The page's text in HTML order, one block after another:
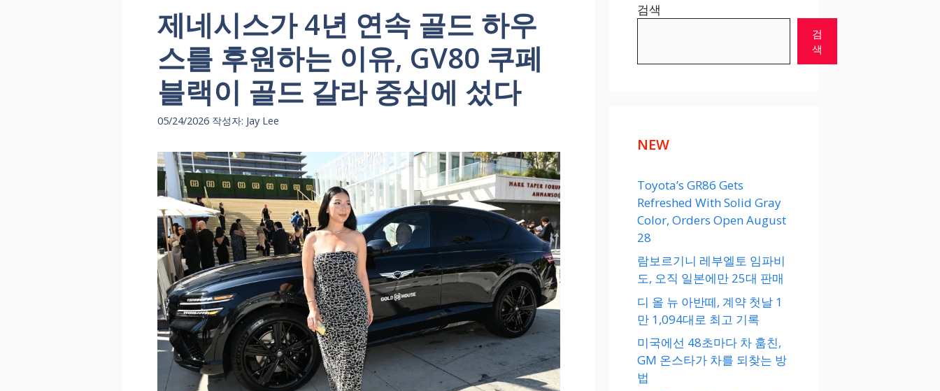
제네시스가 4년 연속 골드 하우
스를 후원하는 이유, GV80 쿠페
블랙이 골드 갈라 중심에 섰다
05/24/2026 작성자: Jay Lee
검색
검
색
NEW
Toyota’s GR86 Gets
Refreshed With Solid Gray
Color, Orders Open August
28
람보르기니 레부엘토 임파비
도, 오직 일본에만 25대 판매
디 올 뉴 아반떼, 계약 첫날 1
만 1,094대로 최고 기록
미국에선 48초마다 차 훔친,
GM 온스타가 차를 되찾는 방
법